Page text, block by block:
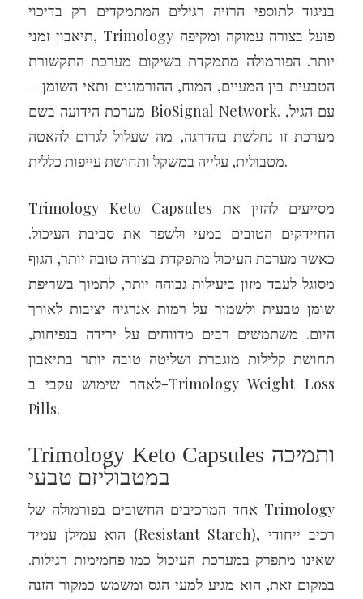
בניגוד לתוספי הרזיה רגילים המתמקדים רק בדיכוי
תיאבון זמני, Trimology פועל בצורה עמוקה ומקיפה
יותר. הפורמולה מתמקדת בשיקום מערכת התקשורת
הטבעית בין המעיים, המוח, ההורמונים ותאי השומן –
מערכת הידועה בשם BioSignal Network. עם הגיל,
מערכת זו נחלשת בהדרגה, מה שעלול לגרום להאטה
מטבולית, עלייה במשקל ותחושת עייפות כללית.
Trimology Keto Capsules מסייעים להזין את
החיידקים הטובים במעי ולשפר את סביבת העיכול.
כאשר מערכת העיכול מתפקדת בצורה טובה יותר, הגוף
מסוגל לעבד מזון ביעילות גבוהה יותר, לתמוך בשריפת
שומן טבעית ולשמור על רמות אנרגיה יציבות לאורך
היום. משתמשים רבים מדווחים על ירידה בנפיחות,
תחושת קלילות מוגברת ושליטה טובה יותר בתיאבון
לאחר שימוש עקבי ב-Trimology Weight Loss
Pills.
Trimology Keto Capsules ותמיכה
במטבוליזם טבעי
אחד המרכיבים החשובים בפורמולה של Trimology
הוא עמילן עמיד (Resistant Starch), רכיב ייחודי
שאינו מתפרק במערכת העיכול כמו פחמימות רגילות.
במקום זאת, הוא מגיע למעי הגס ומשמש כמקור הזנה